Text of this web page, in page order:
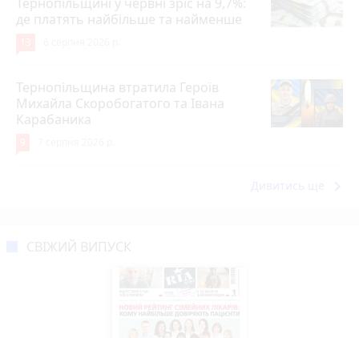
де платять найбільше та найменше
Тернопільщина втратила Героїв
Михайла Скоробогатого та Івана
Карабаника